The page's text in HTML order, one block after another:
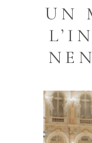
UN